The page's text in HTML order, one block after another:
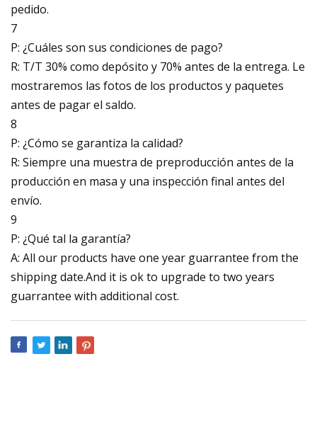
pedido.
7
P: ¿Cuáles son sus condiciones de pago?
R: T/T 30% como depósito y 70% antes de la entrega. Le
mostraremos las fotos de los productos y paquetes
antes de pagar el saldo.
8
P: ¿Cómo se garantiza la calidad?
R: Siempre una muestra de preproducción antes de la
producción en masa y una inspección final antes del
envío.
9
P: ¿Qué tal la garantía?
A: All our products have one year guarrantee from the
shipping date.And it is ok to upgrade to two years
guarrantee with additional cost.